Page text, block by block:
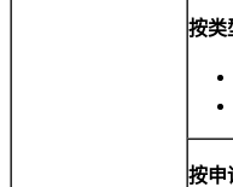
按类
按申